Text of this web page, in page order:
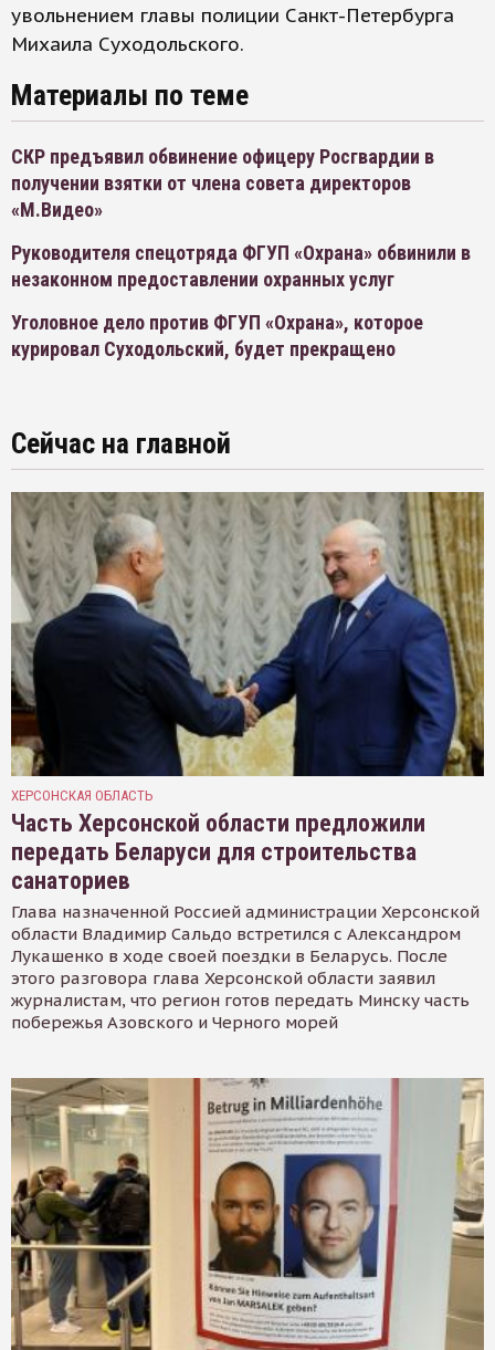
увольнением главы полиции Санкт-Петербурга
Михаила Суходольского.
Материалы по теме
СКР предъявил обвинение офицеру Росгвардии в
получении взятки от члена совета директоров
«М.Видео»
Руководителя спецотряда ФГУП «Охрана» обвинили в
незаконном предоставлении охранных услуг
Уголовное дело против ФГУП «Охрана», которое
курировал Суходольский, будет прекращено
Сейчас на главной
ХЕРСОНСКАЯ ОБЛАСТЬ
Часть Херсонской области предложили
передать Беларуси для строительства
санаториев
Глава назначенной Россией администрации Херсонской
области Владимир Сальдо встретился с Александром
Лукашенко в ходе своей поездки в Беларусь. После
этого разговора глава Херсонской области заявил
журналистам, что регион готов передать Минску часть
побережья Азовского и Черного морей